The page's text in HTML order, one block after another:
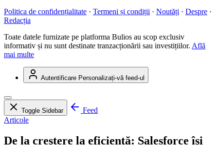
Politica de confidențialitate · Termeni și condiții · Noutăți · Despre ·
Redacția
Toate datele furnizate pe platforma Bulios au scop exclusiv
informativ și nu sunt destinate tranzacționării sau investițiilor. Află
mai multe
Autentificare Personalizați-vă feed-ul
Toggle Sidebar
Feed
Articole
De la creștere la eficiență: Salesforce își